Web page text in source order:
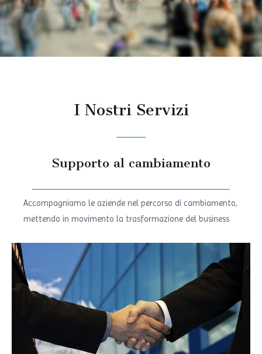
I Nostri Servizi
Supporto al cambiamento
Accompagniamo le aziende nel percorso di cambiamento,
mettendo in movimento la trasformazione del business